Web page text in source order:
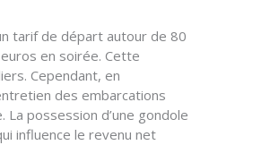
tarif de départ autour de 80
en soirée. Cette
Cependant, en
des embarcations
possession d’une gondole
influence le revenu net